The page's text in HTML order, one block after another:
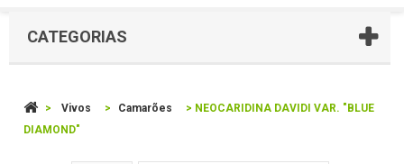
CATEGORIAS
> Vivos > Camarões > NEOCARIDINA DAVIDI VAR. "BLUE
DIAMOND"